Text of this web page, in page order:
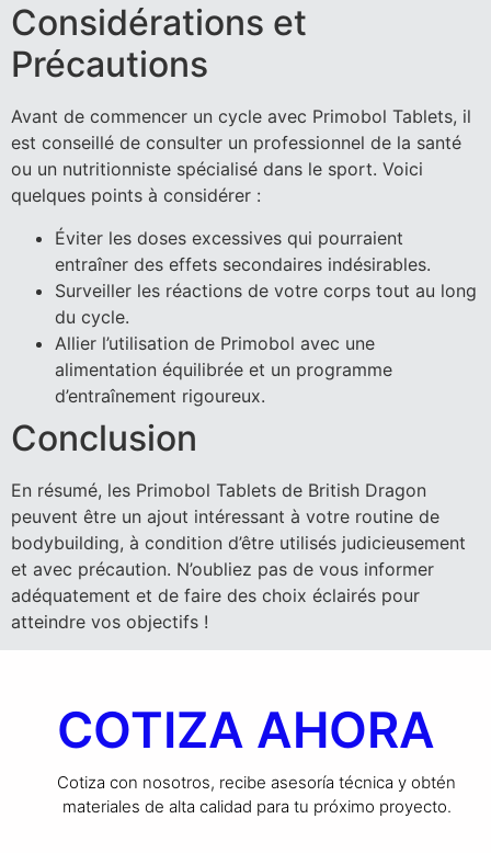
Considérations et
Précautions
Avant de commencer un cycle avec Primobol Tablets, il
est conseillé de consulter un professionnel de la santé
ou un nutritionniste spécialisé dans le sport. Voici
quelques points à considérer :
Éviter les doses excessives qui pourraient
entraîner des effets secondaires indésirables.
Surveiller les réactions de votre corps tout au long
du cycle.
Allier l’utilisation de Primobol avec une
alimentation équilibrée et un programme
d’entraînement rigoureux.
Conclusion
En résumé, les Primobol Tablets de British Dragon
peuvent être un ajout intéressant à votre routine de
bodybuilding, à condition d’être utilisés judicieusement
et avec précaution. N’oubliez pas de vous informer
adéquatement et de faire des choix éclairés pour
atteindre vos objectifs !
COTIZA AHORA
Cotiza con nosotros, recibe asesoría técnica y obtén
materiales de alta calidad para tu próximo proyecto.